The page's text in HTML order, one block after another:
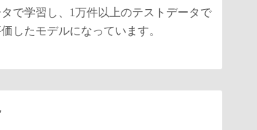
タで学習し、1万件以上のテストデータで
したモデルになっています。